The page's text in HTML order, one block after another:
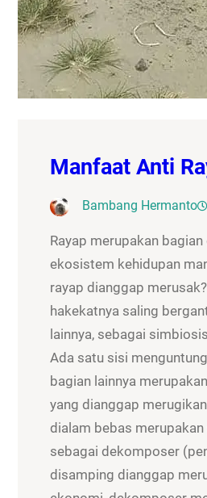
Manfaat Anti
Bambang Hermanto
Rayap merupakan
ekosistem kehidupan
rayap dianggap
hakekatnya saling
lainnya, sebagai
Ada satu sisi
bagian lainnya
yang dianggap
dialam bebas
sebagai dekomposer
disamping dianggap